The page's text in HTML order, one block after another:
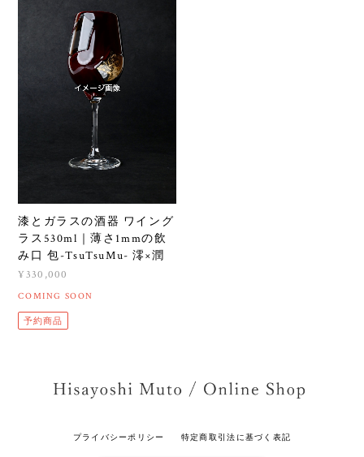
漆とガラスの酒器 ワイング
ラス530ml｜薄さ1mmの飲
み口 包-TsuTsuMu- 澪×潤
¥330,000
COMING SOON
予約商品
プライバシーポリシー 特定商取引法に基づく表記